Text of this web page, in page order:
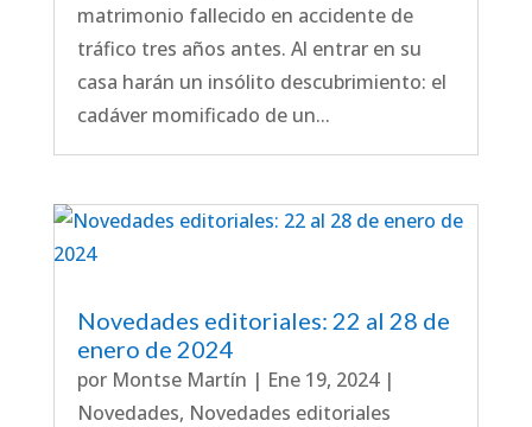
matrimonio fallecido en accidente de
tráfico tres años antes. Al entrar en su
casa harán un insólito descubrimiento: el
cadáver momificado de un...
Novedades editoriales: 22 al 28 de
enero de 2024
por Montse Martín | Ene 19, 2024|
Novedades, Novedades editoriales